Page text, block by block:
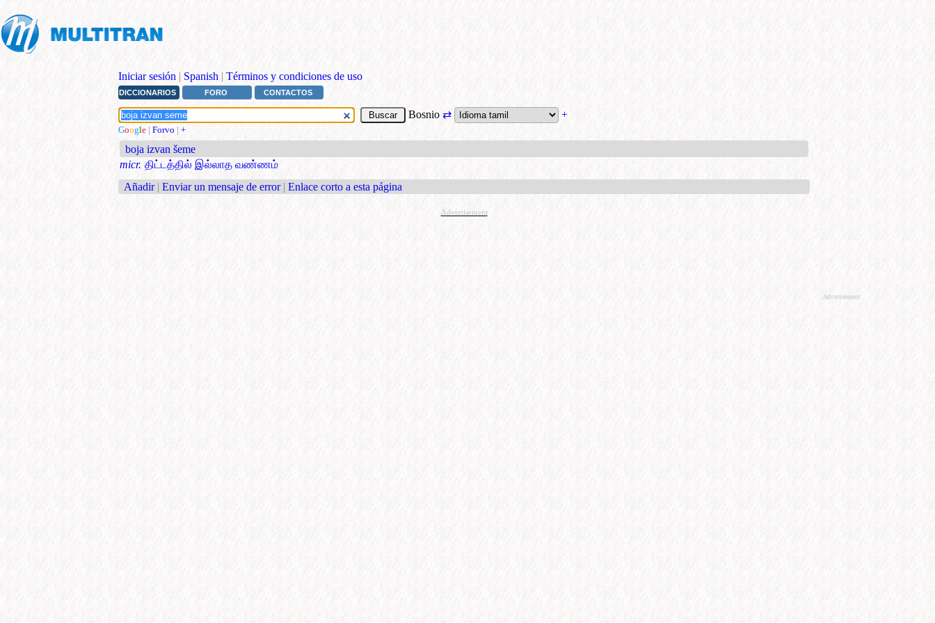
Iniciar sesión | Spanish | Términos y condiciones de uso
DICCIONARIOS FORO CONTACTOS
Bosnio⇄ +
Google | Forvo | +
boja izvan šeme
micr. திட்டத்தில் இல்லாத வண்ணம்
Añadir | Enviar un mensaje de error | Enlace corto a esta página
Advertisement
Advertisement